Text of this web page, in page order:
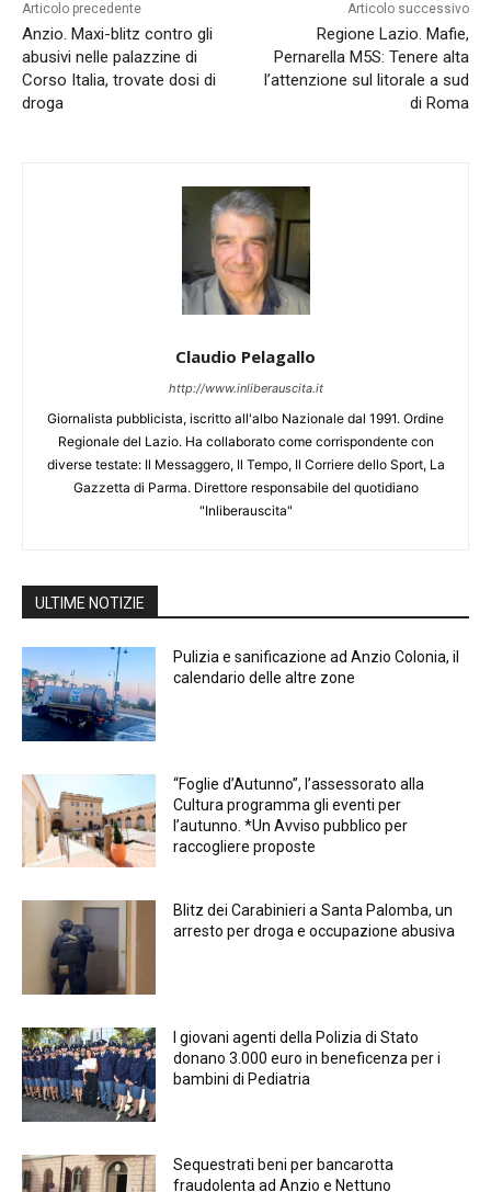
Articolo precedente
Anzio. Maxi-blitz contro gli
abusivi nelle palazzine di
Corso Italia, trovate dosi di
droga
Articolo successivo
Regione Lazio. Mafie,
Pernarella M5S: Tenere alta
l’attenzione sul litorale a sud
di Roma
Claudio Pelagallo
http://www.inliberauscita.it
Giornalista pubblicista, iscritto all'albo Nazionale dal 1991. Ordine
Regionale del Lazio. Ha collaborato come corrispondente con
diverse testate: Il Messaggero, Il Tempo, Il Corriere dello Sport, La
Gazzetta di Parma. Direttore responsabile del quotidiano
"Inliberauscita"
ULTIME NOTIZIE
Pulizia e sanificazione ad Anzio Colonia, il
calendario delle altre zone
“Foglie d’Autunno”, l’assessorato alla
Cultura programma gli eventi per
l’autunno. *Un Avviso pubblico per
raccogliere proposte
Blitz dei Carabinieri a Santa Palomba, un
arresto per droga e occupazione abusiva
I giovani agenti della Polizia di Stato
donano 3.000 euro in beneficenza per i
bambini di Pediatria
Sequestrati beni per bancarotta
fraudolenta ad Anzio e Nettuno